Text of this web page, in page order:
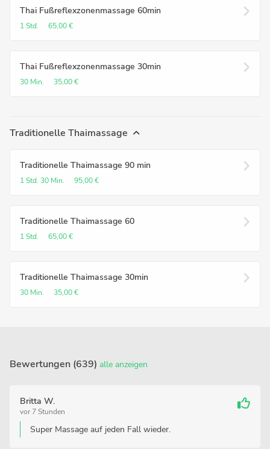
Thai Fußreflexzonenmassage 60min
1 Std. 65,00 €
Thai Fußreflexzonenmassage 30min
30 Min. 35,00 €
Traditionelle Thaimassage
Traditionelle Thaimassage 90 min
1 Std. 30 Min. 95,00 €
Traditionelle Thaimassage 60
1 Std. 65,00 €
Traditionelle Thaimassage 30min
30 Min. 35,00 €
Bewertungen (639) alle anzeigen
Britta W.
vor 7 Stunden
Super Massage auf jeden Fall wieder.